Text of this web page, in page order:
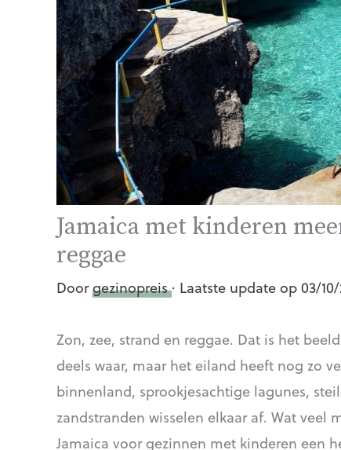
Jamaica met kinderen
reggae
Doorgezinopreis· Laatste update op 03/
Zon, zee, strand en reggae. Dat is het
deels waar, maar het eiland heeft nog zo
binnenland, sprookjesachtige lagunes,
zandstranden wisselen elkaar af. Wat
Jamaica voor gezinnen met kinderen een